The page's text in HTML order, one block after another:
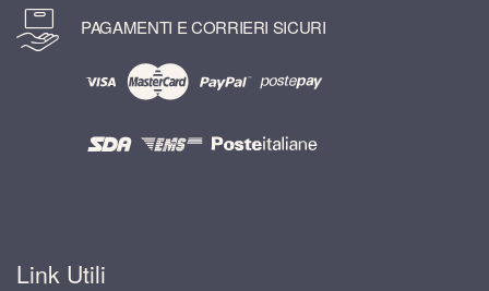
PAGAMENTI E CORRIERI SICURI
Link Utili